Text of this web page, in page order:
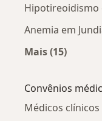
Hipotireoidismo
Anemia em
Mais (15)
Convênios
Médicos